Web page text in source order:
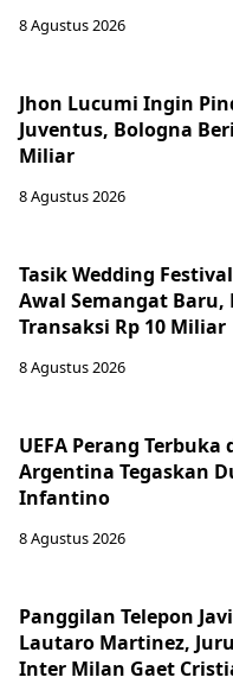
8 Agustus 2026
Jhon Lucumi Ingin
Juventus, Bologna
Miliar
8 Agustus 2026
Tasik Wedding Festival
Awal Semangat Baru,
Transaksi Rp 10 Miliar
8 Agustus 2026
UEFA Perang Terbuka
Argentina Tegaskan
Infantino
8 Agustus 2026
Panggilan Telepon
Lautaro Martinez,
Inter Milan Gaet